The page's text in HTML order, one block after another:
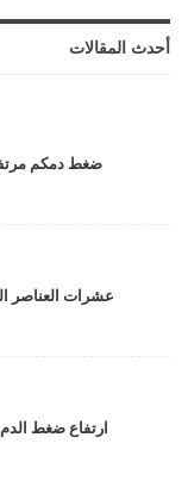
أحدث المقالات
ضغط دمكم
عشرات العناصر
ارتفاع ضغط